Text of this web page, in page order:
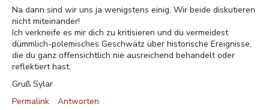
Na dann sind wir uns ja wenigstens einig. Wir beide diskutieren
nicht miteinander!
Ich verkneife es mir dich zu kritisieren und du vermeidest
dümmlich-polemisches Geschwätz über historische Ereignisse,
die du ganz offensichtlich nie ausreichend behandelt oder
reflektiert hast.
Gruß Sylar
Permalink
Antworten